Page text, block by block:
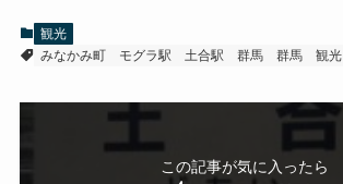
観光
みなかみ町
モグラ駅 土合駅 群馬 群馬 観光
この記事が気に入ったら